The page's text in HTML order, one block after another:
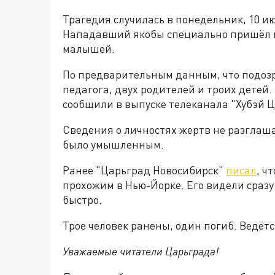
Трагедия случилась в понедельник, 10
Нападавший якобы специально пришёл
малышей.
По предварительным данным, что
педагога, двух родителей и троих
сообщили в выпуске телеканала "Хубэй
Сведения о личностях жертв не
было умышленным.
Ранее "Царьград Новосибирск" писал,
прохожим в Нью-Йорке. Его видели
быстро.
Трое человек ранены, один погиб.
Уважаемые читатели Царьграда!